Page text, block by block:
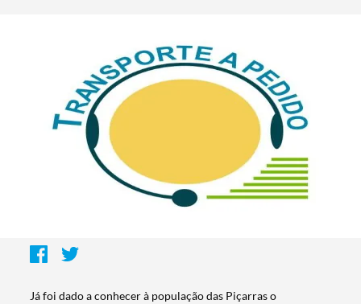
Já foi dado a conhecer à população das Piçarras o